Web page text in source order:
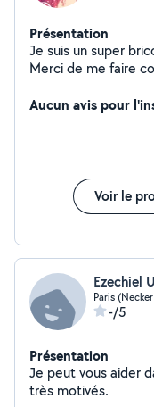
Présentation
Je suis un super
Merci de me faire
Aucun avis pour
Voir le
Ezechiel
Paris
-/5
Présentation
Je peut vous aider
très motivés.